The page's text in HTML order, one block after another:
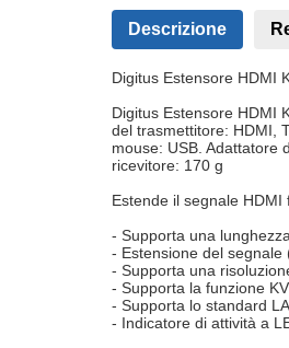
Descrizione
Digitus Estensore HDMI
Digitus Estensore HDMI
del trasmettitore: HDMI,
mouse: USB. Adattatore
ricevitore: 170 g
Estende il segnale HDMI
- Supporta una
- Estensione del segnale
- Supporta una
- Supporta la funzione
- Supporta lo standard
- Indicatore di attività a